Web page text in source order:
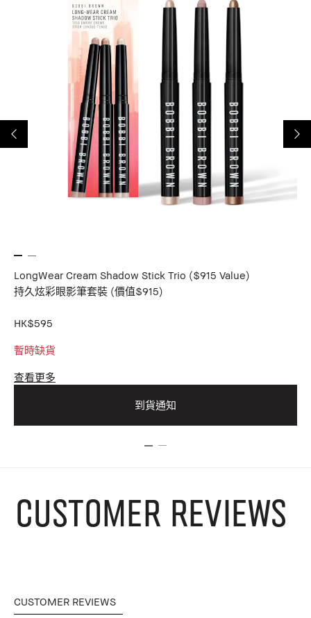
LongWear Cream Shadow Stick Trio ($915 Value)
持久炫彩眼影筆套裝 (價值$915)
HK$595
暫時缺貨
查看更多
到貨通知
CUSTOMER REVIEWS
CUSTOMER REVIEWS